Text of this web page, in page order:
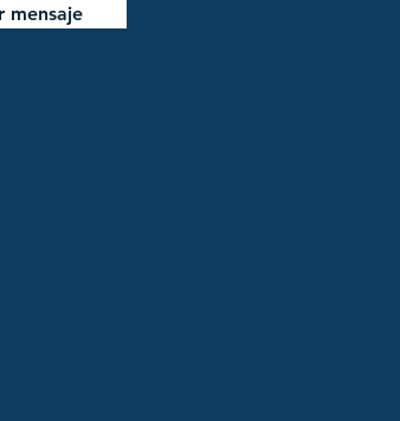
mensaje